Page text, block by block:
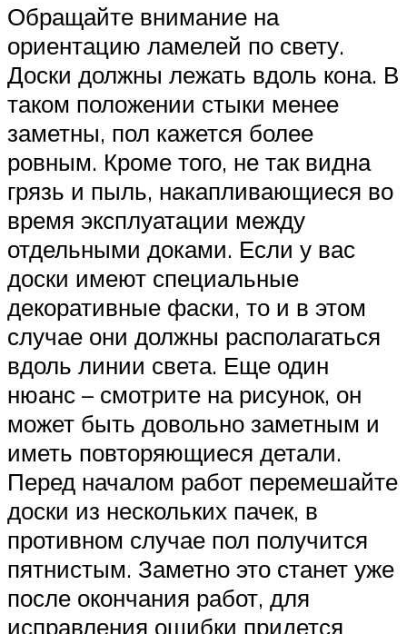
Обращайте внимание на
ориентацию ламелей по свету.
Доски должны лежать вдоль кона. В
таком положении стыки менее
заметны, пол кажется более
ровным. Кроме того, не так видна
грязь и пыль, накапливающиеся во
время эксплуатации между
отдельными доками. Если у вас
доски имеют специальные
декоративные фаски, то и в этом
случае они должны располагаться
вдоль линии света. Еще один
нюанс – смотрите на рисунок, он
может быть довольно заметным и
иметь повторяющиеся детали.
Перед началом работ перемешайте
доски из нескольких пачек, в
противном случае пол получится
пятнистым. Заметно это станет уже
после окончания работ, для
исправления ошибки придется